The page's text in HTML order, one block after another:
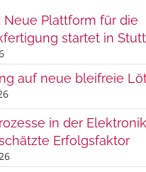
Neue Plattform für die
startet in
auf neue bleifreie
in der
Erfolgsfaktor